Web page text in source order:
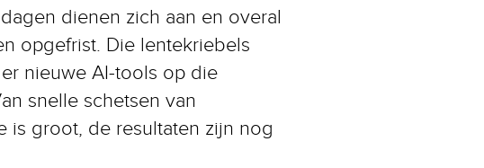
dienen zich aan en overal
opgefrist. Die lentekriebels
nieuwe AI-tools op die
snelle schetsen van
is groot, de resultaten zijn nog